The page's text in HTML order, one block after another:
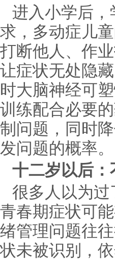
进入小学后
求，多动症儿
打断他人、作
让症状无处隐
时大脑神经可
训练配合必要
制问题，同时
发问题的概率。
十二岁以后
很多人以为
青春期症状可
绪管理问题往
状未被识别，